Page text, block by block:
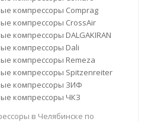
компрессоры Comprag
компрессоры CrossAir
компрессоры DALGAKIRAN
компрессоры Dali
компрессоры Remeza
компрессоры Spitzenreiter
компрессоры ЗИФ
компрессоры ЧКЗ
в Челябинске по